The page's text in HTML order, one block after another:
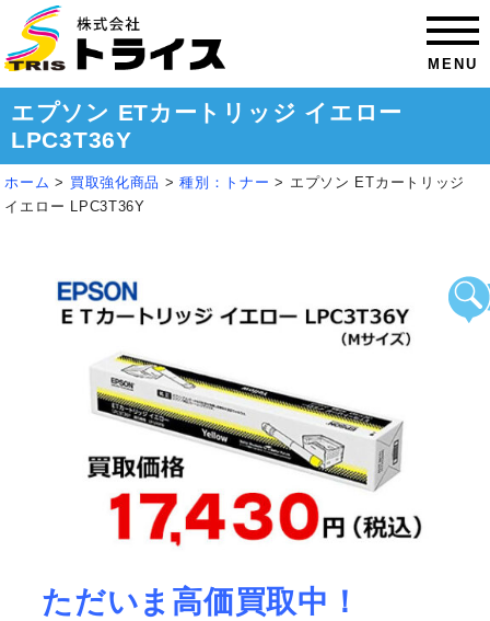
MENU
エプソン ETカートリッジ イエロー
LPC3T36Y
ホーム > 買取強化商品 >種別：トナー > エプソン ETカートリッジ
イエロー LPC3T36Y
ただいま高価買取中！